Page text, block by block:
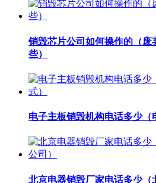
销毁芯片公司如何操作的（废
些）
电子主板销毁机构电话多少（
北京电器销毁厂家电话多少（